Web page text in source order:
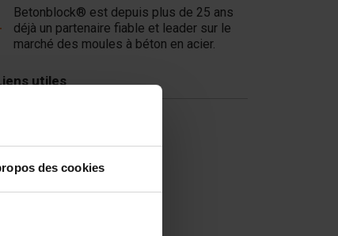
des cookies
Betonblock® est depuis plus de 25 ans
déjà un partenaire fiable et leader sur le
marché des moules à béton en acier.
utiles
de levage
de manutention